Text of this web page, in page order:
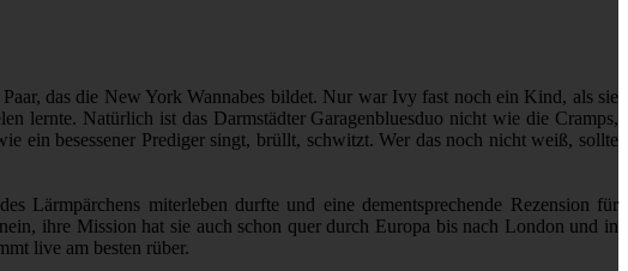
das die New York Wannabes bildet. Nur war Ivy fast noch ein Kind, als sie
lernte. Natürlich ist das Darmstädter Garagenbluesduo nicht wie die Cramps,
ein besessener Prediger singt, brüllt, schwitzt. Wer das noch nicht weiß, sollte
Lärmpärchens miterleben durfte und eine dementsprechende Rezension für
ihre Mission hat sie auch schon quer durch Europa bis nach London und in
live am besten rüber.